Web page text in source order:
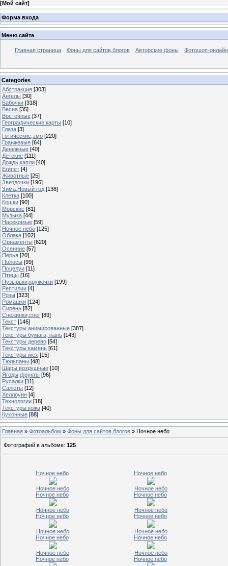
[Мой сайт]
Форма входа
Меню сайта
Главная страница Фоны для сайтов,блогов Авторские фоны Фотошоп-онлайн
Categories
Абстракция [303]
Ангелы [30]
Бабочки [318]
Весна [35]
Восточные [37]
Географические карты [10]
Глаза [3]
Готические,эмо [220]
Гранжевые [64]
Денежные [40]
Детские [111]
Дождь,капли [40]
Египет [4]
Животные [25]
Звездочки [196]
Зима,Новый год [138]
Клетка [100]
Кошки [90]
Морские [81]
Музыка [44]
Насекомые [59]
Ночное небо [125]
Облака [102]
Орнаменты [620]
Осенние [57]
Перья [20]
Полосы [99]
Поцелуи [11]
Птицы [16]
Пузырьки,кружочки [199]
Рептилии [4]
Розы [323]
Ромашки [124]
Сирень [82]
Снежинки,снег [89]
Текст [146]
Текстуры анимированные [387]
Текстуры бумага,ткань [143]
Текстуры дерево [54]
Текстуры камень [61]
Текстуры мех [15]
Тюльпаны [48]
Шары воздушные [10]
Ягоды,фрукты [96]
Русалки [11]
Салюты [12]
Хеллоуин [4]
Технологии [18]
Текстуры кожа [40]
Кухонные [88]
Главная » Фотоальбом » Фоны для сайтов,блогов » Ночное небо
Фотографий в альбоме: 125
Ночное небо
Ночное небо
Ночное небо
Ночное небо
Ночное небо
Ночное небо
Ночное небо
Ночное небо
Ночное небо
Ночное небо
Ночное небо
Ночное небо
Ночное небо
Ночное небо
Ночное небо
Ночное небо
Ночное небо
Ночное небо